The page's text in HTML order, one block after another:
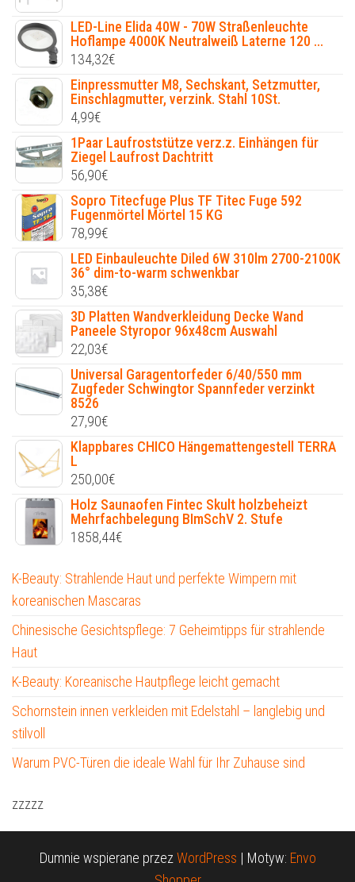
LED-Line Elida 40W - 70W Straßenleuchte
Hoflampe 4000K Neutralweiß Laterne 120 ...
134,32€
Einpressmutter M8, Sechskant, Setzmutter,
Einschlagmutter, verzink. Stahl 10St.
4,99€
1Paar Laufroststütze verz.z. Einhängen für
Ziegel Laufrost Dachtritt
56,90€
Sopro Titecfuge Plus TF Titec Fuge 592
Fugenmörtel Mörtel 15 KG
78,99€
LED Einbauleuchte Diled 6W 310lm 2700-2100K
36° dim-to-warm schwenkbar
35,38€
3D Platten Wandverkleidung Decke Wand
Paneele Styropor 96x48cm Auswahl
22,03€
Universal Garagentorfeder 6/40/550 mm
Zugfeder Schwingtor Spannfeder verzinkt
8526
27,90€
Klappbares CHICO Hängemattengestell TERRA
L
250,00€
Holz Saunaofen Fintec Skult holzbeheizt
Mehrfachbelegung BImSchV 2. Stufe
1858,44€
K-Beauty: Strahlende Haut und perfekte Wimpern mit
koreanischen Mascaras
Chinesische Gesichtspflege: 7 Geheimtipps für strahlende
Haut
K-Beauty: Koreanische Hautpflege leicht gemacht
Schornstein innen verkleiden mit Edelstahl – langlebig und
stilvoll
Warum PVC-Türen die ideale Wahl für Ihr Zuhause sind
zzzzz
Dumnie wspierane przezWordPress | Motyw: Envo